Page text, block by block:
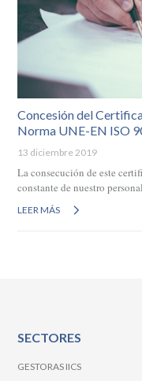
Concesión del
Norma UNE-EN ISO
13 diciembre 2019
La consecución de este
constante de nuestro
LEER MÁS
SECTORES
GESTORAS IICS